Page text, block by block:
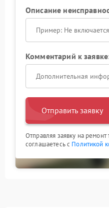
Описание
Комментарий к
Отправить заявку
Отправляя заявку на
соглашаетесь с Политикой